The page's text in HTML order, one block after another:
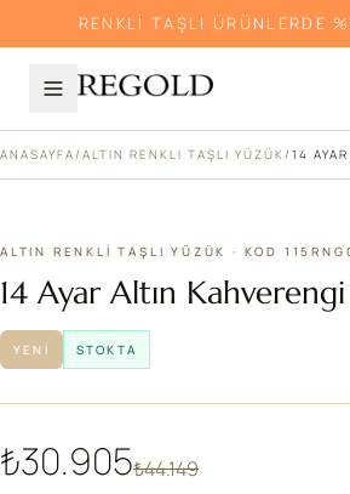
RENKLİ TAŞLI ÜRÜNLERDE
ANASAYFA/ ALTIN RENKLI TAŞLI YÜZÜK/
ALTIN RENKLI TAŞLI YÜZÜK · KOD
14 Ayar Altın Kahverengi
YENI STOKTA
₺30.905₺44.149